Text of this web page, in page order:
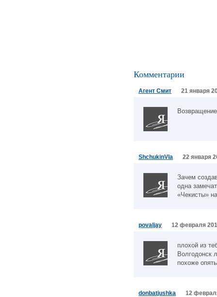
Комментарии
Агент Смит 21 января
ShchukinVla 22 января
Зачем
одна
«Чекисты»
povaljay 12 февраля
плохой из
Волгодонск
похоже
donbatjushka 12